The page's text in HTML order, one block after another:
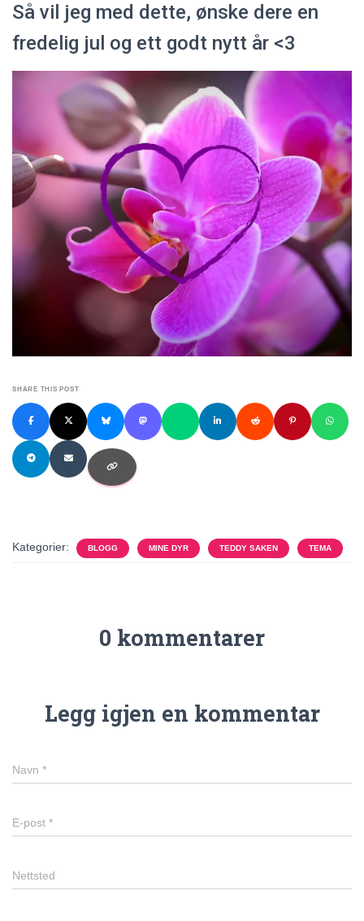
Så vil jeg med dette, ønske dere en
fredelig jul og ett godt nytt år <3
SHARE THIS POST
Kategorier: BLOGG MINE DYR TEDDY SAKEN TEMA
0 kommentarer
Legg igjen en kommentar
Navn *
E-post *
Nettsted